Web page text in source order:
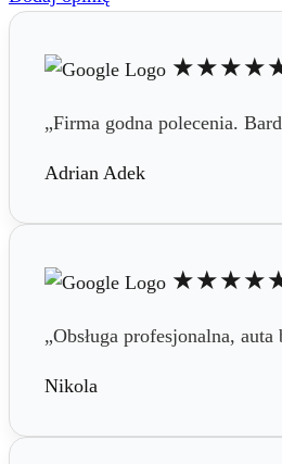
„Firma godna polecenia.
Adrian Adek
„Obsługa profesjonalna,
Nikola